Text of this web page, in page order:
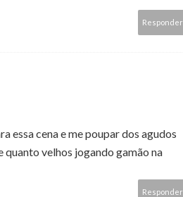
Responder
essa cena e me poupar dos agudos
velhos jogando gamão na
Responder